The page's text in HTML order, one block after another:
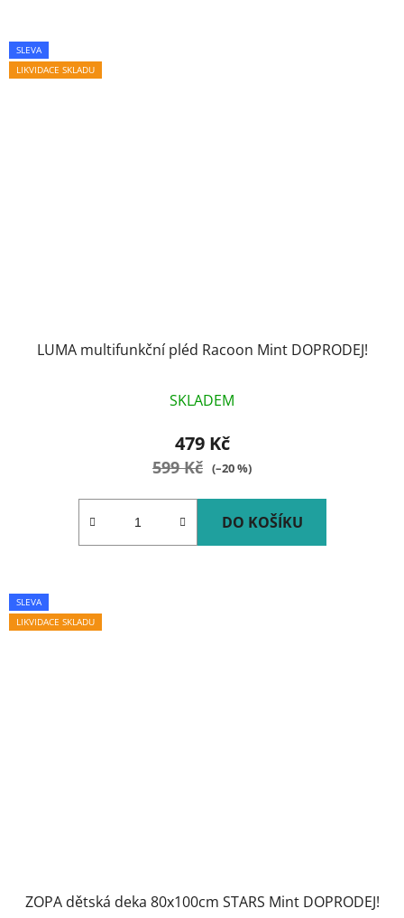
SLEVA
LIKVIDACE SKLADU
LUMA multifunkční pléd Racoon Mint DOPRODEJ!
SKLADEM
479 Kč
599 Kč (–20 %)
DO KOŠÍKU
SLEVA
LIKVIDACE SKLADU
ZOPA dětská deka 80x100cm STARS Mint DOPRODEJ!